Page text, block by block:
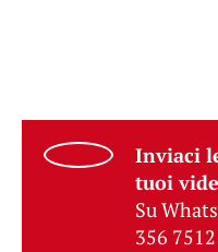
Inviaci
tuoi
Su
356 7512